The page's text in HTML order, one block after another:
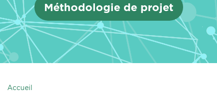
Méthodologie de projet
Accueil